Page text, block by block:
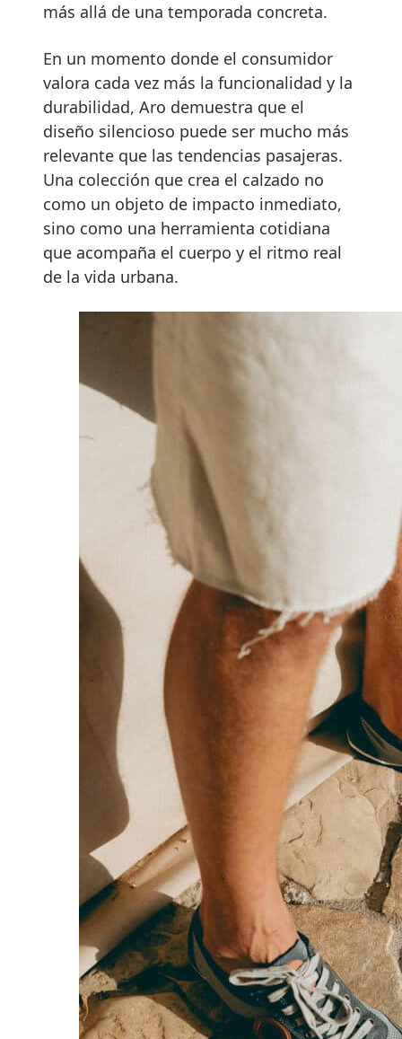
más allá de una temporada concreta.
En un momento donde el consumidor
valora cada vez más la funcionalidad y la
durabilidad, Aro demuestra que el
diseño silencioso puede ser mucho más
relevante que las tendencias pasajeras.
Una colección que crea el calzado no
como un objeto de impacto inmediato,
sino como una herramienta cotidiana
que acompaña el cuerpo y el ritmo real
de la vida urbana.